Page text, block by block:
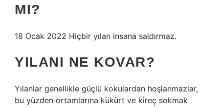
MI?
18 Ocak 2022 Hiçbir yılan insana saldırmaz.
YILANI NE KOVAR?
Yılanlar genellikle güçlü kokulardan hoşlanmazlar,
bu yüzden ortamlarına kükürt ve kireç sokmak